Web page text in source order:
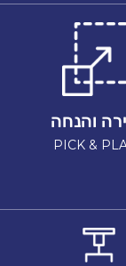
והנחה
PICK &